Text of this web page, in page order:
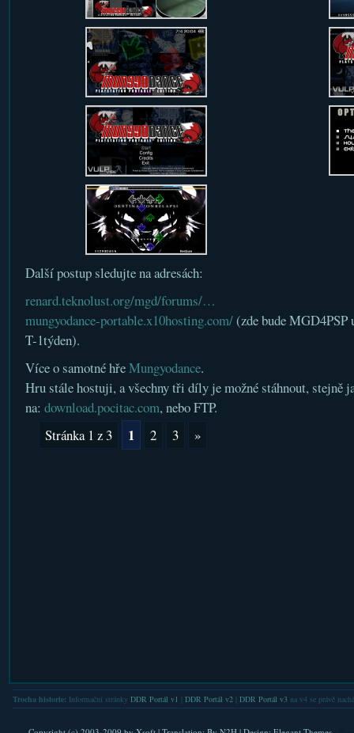
Další postup sledujte na adresách:
renard.teknolust.org/mgd/forums/…
mungyodance-portable.x10hosting.com/(zde bude MGD4PSP
T-1týden).
Více o samotné hřeMungyodance.
Hru stále hostuji, a všechny tři díly je možné stáhnout, stejně
na: download.pocitac.com, nebo FTP.
Stránka 1 z 3
1 2 3 »
Trocha historie: Informační stránky DDR Portál v1 DDR Portál v2| DDR Portál v3na v4 se právě